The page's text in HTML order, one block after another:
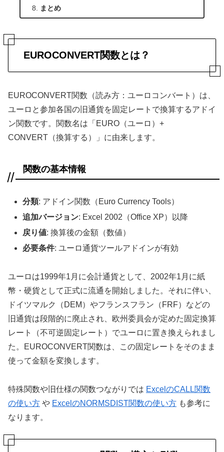
まとめ
EUROCONVERT関数とは？
EUROCONVERT関数（読み方：ユーロコンバート）は、
ユーロと参加各国の旧通貨を固定レートで換算するアドイ
ン関数です。関数名は「EURO（ユーロ）+
CONVERT（換算する）」に由来します。
関数の基本情報
分類: アドイン関数（Euro Currency Tools）
追加バージョン: Excel 2002（Office XP）以降
戻り値: 換算後の金額（数値）
必要条件: ユーロ通貨ツールアドインが有効
ユーロは1999年1月に会計通貨として、2002年1月に紙
幣・硬貨として正式に流通を開始しました。それに伴い、
ドイツマルク（DEM）やフランスフラン（FRF）などの
旧通貨は段階的に廃止され、欧州委員会が定めた固定換算
レート（不可逆固定レート）でユーロに置き換えられまし
た。EUROCONVERT関数は、この固定レートをそのまま
使って金額を変換します。
特殊関数や旧仕様の関数つながりでは ExcelのCALL関数
の使い方 や ExcelのNORMSDIST関数の使い方 も参考に
なります。